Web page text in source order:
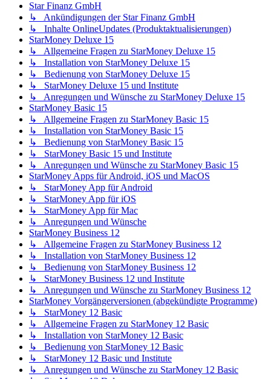
Star Finanz GmbH
↳ Ankündigungen der Star Finanz GmbH
↳ Inhalte OnlineUpdates (Produktaktualisierungen)
StarMoney Deluxe 15
↳ Allgemeine Fragen zu StarMoney Deluxe 15
↳ Installation von StarMoney Deluxe 15
↳ Bedienung von StarMoney Deluxe 15
↳ StarMoney Deluxe 15 und Institute
↳ Anregungen und Wünsche zu StarMoney Deluxe 15
StarMoney Basic 15
↳ Allgemeine Fragen zu StarMoney Basic 15
↳ Installation von StarMoney Basic 15
↳ Bedienung von StarMoney Basic 15
↳ StarMoney Basic 15 und Institute
↳ Anregungen und Wünsche zu StarMoney Basic 15
StarMoney Apps für Android, iOS und MacOS
↳ StarMoney App für Android
↳ StarMoney App für iOS
↳ StarMoney App für Mac
↳ Anregungen und Wünsche
StarMoney Business 12
↳ Allgemeine Fragen zu StarMoney Business 12
↳ Installation von StarMoney Business 12
↳ Bedienung von StarMoney Business 12
↳ StarMoney Business 12 und Institute
↳ Anregungen und Wünsche zu StarMoney Business 12
StarMoney Vorgängerversionen (abgekündigte Programme)
↳ StarMoney 12 Basic
↳ Allgemeine Fragen zu StarMoney 12 Basic
↳ Installation von StarMoney 12 Basic
↳ Bedienung von StarMoney 12 Basic
↳ StarMoney 12 Basic und Institute
↳ Anregungen und Wünsche zu StarMoney 12 Basic